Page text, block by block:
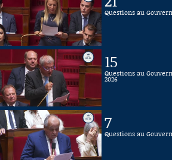
RECHERCHE
AIDE À LA DÉCOUPE
DE VIDÉOS
Commissions
Évènements
Questions au
15
Questions au
2026
7
Questions au